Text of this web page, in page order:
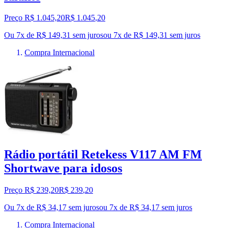
Preço R$ 1.045,20R$ 1.045,20
Ou 7x de R$ 149,31 sem jurosou 7x de R$ 149,31 sem juros
Compra Internacional
Rádio portátil Retekess V117 AM FM
Shortwave para idosos
Preço R$ 239,20R$ 239,20
Ou 7x de R$ 34,17 sem jurosou 7x de R$ 34,17 sem juros
Compra Internacional